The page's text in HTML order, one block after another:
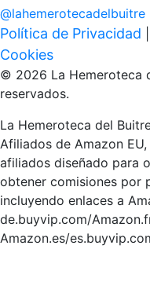
@lahemerotecadelbuitre
Política de Privacidad
Cookies
© 2026 La Hemeroteca
reservados.
La Hemeroteca del
Afiliados de Amazon
afiliados diseñado para
obtener comisiones por
incluyendo enlaces a
de.buyvip.com/
Amazon.es/